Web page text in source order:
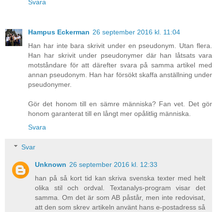
Svara
Hampus Eckerman 26 september 2016 kl. 11:04
Han har inte bara skrivit under en pseudonym. Utan flera.
Han har skrivit under pseudonymer där han låtsats vara
motståndare för att därefter svara på samma artikel med
annan pseudonym. Han har försökt skaffa anställning under
pseudonymer.
Gör det honom till en sämre människa? Fan vet. Det gör
honom garanterat till en långt mer opålitlig människa.
Svara
Svar
Unknown 26 september 2016 kl. 12:33
han på så kort tid kan skriva svenska texter med helt
olika stil och ordval. Textanalys-program visar det
samma. Om det är som AB påstår, men inte redovisat,
att den som skrev artikeln använt hans e-postadress så